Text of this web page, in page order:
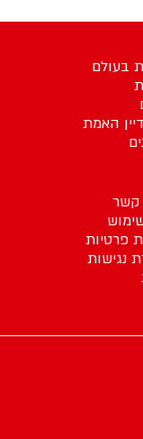
בעולם
האמת
קשר
פרטיות
נגישות